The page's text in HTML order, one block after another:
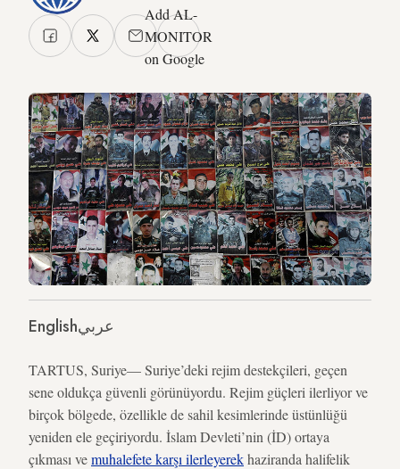
Add AL-
MONITOR
on Google
Englishعربي
TARTUS, Suriye— Suriye’deki rejim destekçileri, geçen
sene oldukça güvenli görünüyordu. Rejim güçleri ilerliyor ve
birçok bölgede, özellikle de sahil kesimlerinde üstünlüğü
yeniden ele geçiriyordu. İslam Devleti’nin (İD) ortaya
çıkması vemuhalefete karşı ilerleyerekhaziranda halifelik